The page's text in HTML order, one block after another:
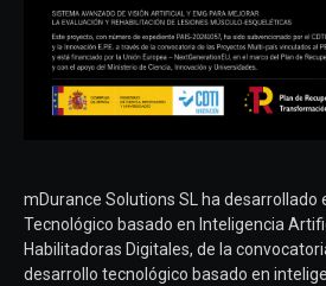
mDurance Solutions SL ha desarrollado
Tecnológico basado en Inteligencia
Habilitadoras Digitales, de la
desarrollo tecnológico basado en